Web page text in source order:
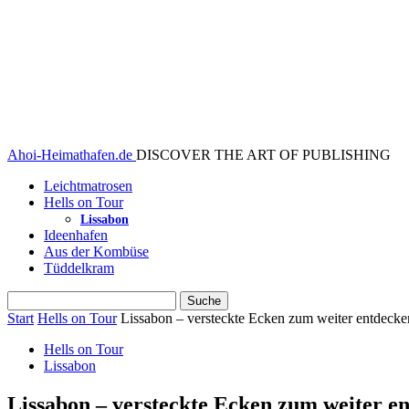
Ahoi-Heimathafen.de DISCOVER THE ART OF PUBLISHING
Leichtmatrosen
Hells on Tour
Lissabon
Ideenhafen
Aus der Kombüse
Tüddelkram
Start Hells on Tour Lissabon – versteckte Ecken zum weiter
Hells on Tour
Lissabon